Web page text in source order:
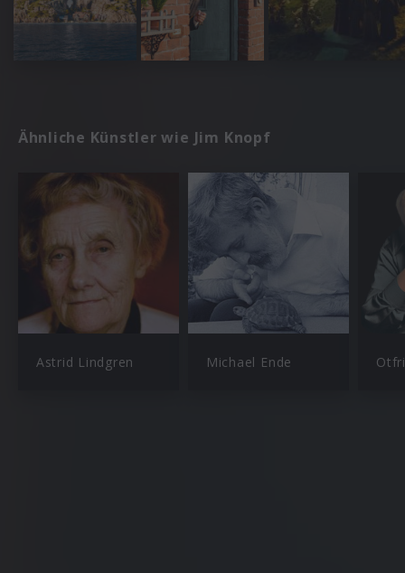
Ähnliche Künstler wie Jim Knopf
Astrid Lindgren Michael Ende